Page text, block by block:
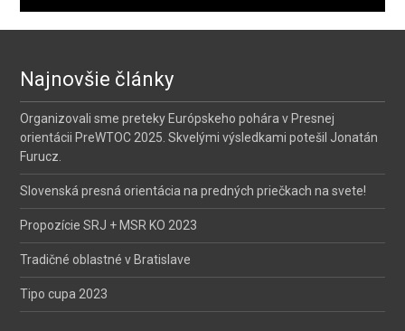
Najnovšie články
Organizovali sme preteky Európskeho pohára v Presnej
orientácii PreWTOC 2025. Skvelými výsledkami potešil Jonatán
Furucz.
Slovenská presná orientácia na predných priečkach na svete!
Propozície SRJ + MSR KO 2023
Tradičné oblastné v Bratislave
Tipo cupa 2023